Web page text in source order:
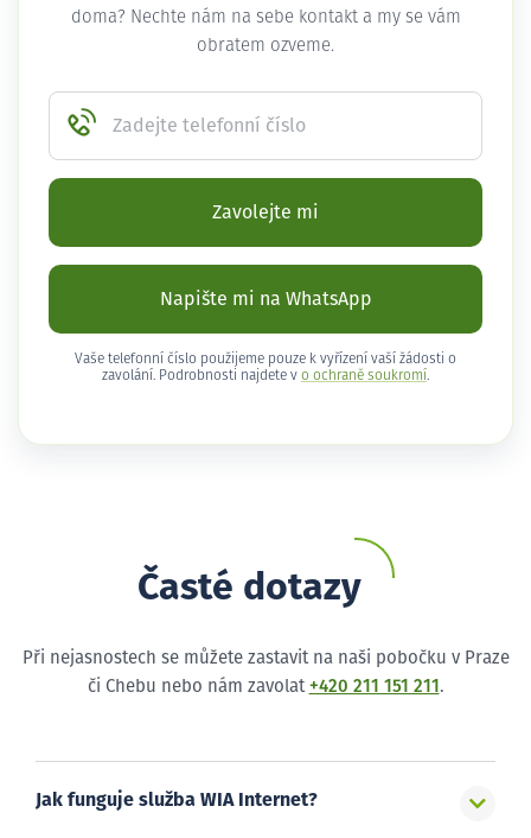
doma? Nechte nám na sebe kontakt a my se vám
obratem ozveme.
Zadejte telefonní číslo
Zavolejte mi
Napište mi na WhatsApp
Vaše telefonní číslo použijeme pouze k vyřízení vaší žádosti o
zavolání. Podrobnosti najdete v o ochraně soukromí .
Časté dotazy
Při nejasnostech se můžete zastavit na naši pobočku v Praze
či Chebu nebo nám zavolat +420 211 151 211 .
Jak funguje služba WIA Internet?